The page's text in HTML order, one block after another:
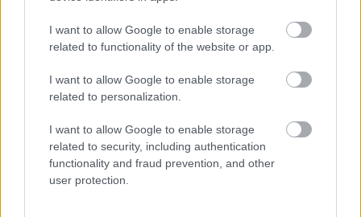
I want to allow Google to enable storage
related to functionality of the website or app.
I want to allow Google to enable storage
related to personalization.
I want to allow Google to enable storage
related to security, including authentication
functionality and fraud prevention, and other
user protection.
ELEMZÉSEK 2026. júl. 20.